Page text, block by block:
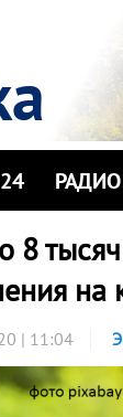
РАДИО
8
на
| 11:04